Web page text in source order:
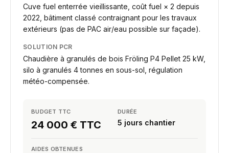
Cuve fuel enterrée vieillissante, coût fuel × 2 depuis
2022, bâtiment classé contraignant pour les travaux
extérieurs (pas de PAC air/eau possible sur façade).
SOLUTION PCR
Chaudière à granulés de bois Fröling P4 Pellet 25 kW,
silo à granulés 4 tonnes en sous-sol, régulation
météo-compensée.
BUDGET TTC
24 000 € TTC
DURÉE
5 jours chantier
AIDES OBTENUES